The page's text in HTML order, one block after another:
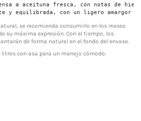
a aceituna fresca, con notas de
y equilibrada, con un ligero amargor
se recomienda consumirlo en los meses
su máxima expresión. Con el tiempo, los
de forma natural en el fondo del envase.
litros con asa para un manejo cómodo.